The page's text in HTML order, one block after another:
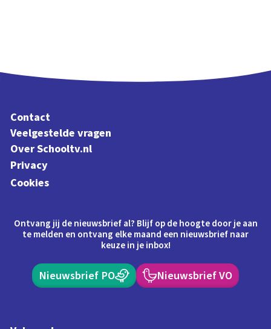
Contact
Veelgestelde vragen
Over Schooltv.nl
Privacy
Cookies
Ontvang jij de nieuwsbrief al? Blijf op de hoogte door je aan
te melden en ontvang elke maand een nieuwsbrief naar
keuze in je inbox!
Nieuwsbrief PO Nieuwsbrief VO